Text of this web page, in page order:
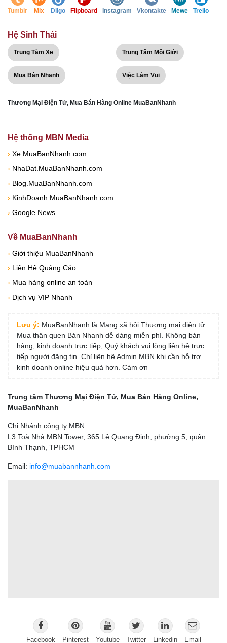
Tumblr Mix Diigo Flipboard Instagram Vkontakte Mewe Trello
Hệ Sinh Thái
Trung Tâm Xe Trung Tâm Môi Giới
Mua Bán Nhanh Việc Làm Vui
Thương Mại Điện Tử, Mua Bán Hàng Online MuaBanNhanh
Hệ thống MBN Media
› Xe.MuaBanNhanh.com
› NhaDat.MuaBanNhanh.com
› Blog.MuaBanNhanh.com
› KinhDoanh.MuaBanNhanh.com
› Google News
Về MuaBanNhanh
› Giới thiệu MuaBanNhanh
› Liên Hệ Quảng Cáo
› Mua hàng online an toàn
› Dịch vụ VIP Nhanh
Lưu ý: MuaBanNhanh là Mạng xã hội Thương mại điện tử.
Mua thân quen Bán Nhanh dễ dàng miễn phí. Không bán
hàng, kinh doanh trực tiếp, Quý khách vui lòng liên hệ trực
tiếp người đăng tin. Chỉ liên hệ Admin MBN khi cần hỗ trợ
kinh doanh online hiệu quả hơn. Cám ơn
Trung tâm Thương Mại Điện Tử, Mua Bán Hàng Online,
MuaBanNhanh
Chi Nhánh công ty MBN
L3 Toà Nhà MBN Tower, 365 Lê Quang Định, phường 5, quận
Bình Thạnh, TPHCM
Email: info@muabannhanh.com
Facebook Pinterest Youtube Twitter Linkedin Email